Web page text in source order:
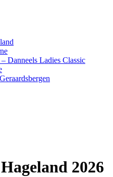
Danneels Ladies Classic
2026